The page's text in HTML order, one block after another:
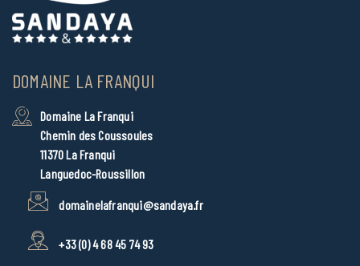
DOMAINE LA FRANQUI
Domaine La Franqui
Chemin des Coussoules
11370 La Franqui
Languedoc-Roussillon
domainelafranqui@sandaya.fr
+33 (0) 4 68 45 74 93